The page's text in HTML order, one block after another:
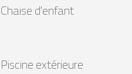
Chaise d'enfant
Piscine extérieure